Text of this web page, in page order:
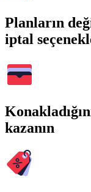
Planların
iptal
kazanın